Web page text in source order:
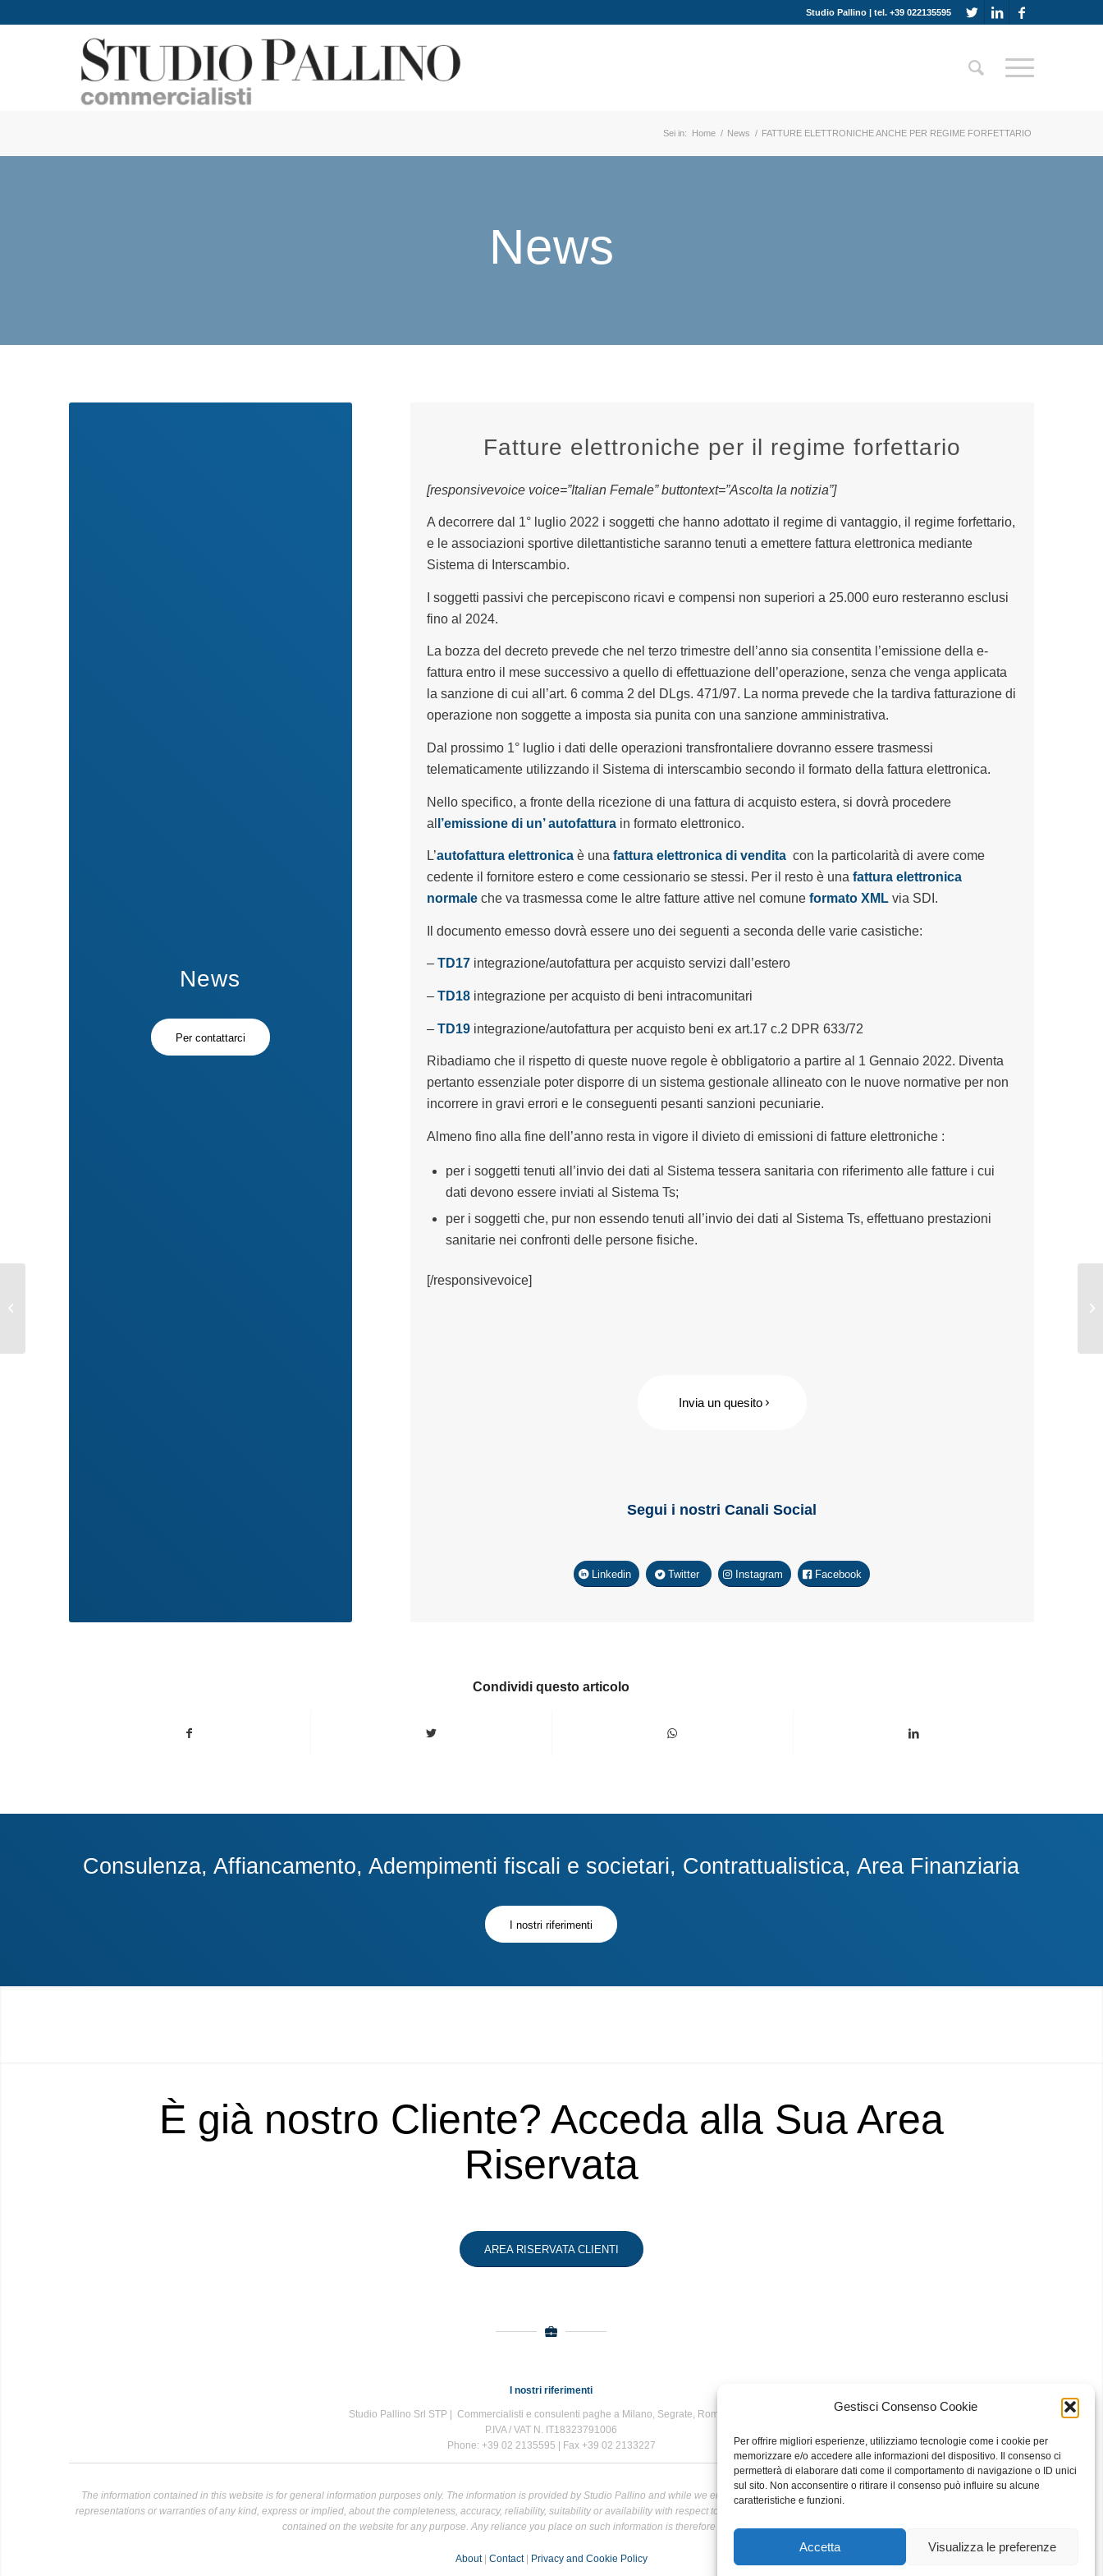
Gestisci Consenso Cookie
Per offrire migliori esperienze, utilizziamo tecnologie come i cookie per
memorizzare e/o accedere alle informazioni del dispositivo. Il consenso ci
permetterà di elaborare dati come il comportamento di navigazione o ID unici
sul sito. Non acconsentire o ritirare il consenso può influire su alcune
caratteristiche e funzioni.
Accetta Visualizza le preferenze
Studio Pallino | tel. +39 022135595
Sei in: Home / News / FATTURE ELETTRONICHE ANCHE PER REGIME FORFETTARIO
News
News
Per contattarci
Fatture elettroniche per il regime forfettario
[responsivevoice voice=”Italian Female” buttontext=”Ascolta la notizia”]
A decorrere dal 1° luglio 2022 i soggetti che hanno adottato il regime di vantaggio, il regime forfettario,
e le associazioni sportive dilettantistiche saranno tenuti a emettere fattura elettronica mediante
Sistema di Interscambio.
I soggetti passivi che percepiscono ricavi e compensi non superiori a 25.000 euro resteranno esclusi
fino al 2024.
La bozza del decreto prevede che nel terzo trimestre dell’anno sia consentita l’emissione della e-
fattura entro il mese successivo a quello di effettuazione dell’operazione, senza che venga applicata
la sanzione di cui all’art. 6 comma 2 del DLgs. 471/97. La norma prevede che la tardiva fatturazione di
operazione non soggette a imposta sia punita con una sanzione amministrativa.
Dal prossimo 1° luglio i dati delle operazioni transfrontaliere dovranno essere trasmessi
telematicamente utilizzando il Sistema di interscambio secondo il formato della fattura elettronica.
Nello specifico, a fronte della ricezione di una fattura di acquisto estera, si dovrà procedere
al l’emissione di un’ autofattura in formato elettronico.
L’autofattura elettronicaè una fattura elettronica di venditacon la particolarità di avere come
cedente il fornitore estero e come cessionario se stessi. Per il resto è una fattura elettronica
normaleche va trasmessa come le altre fatture attive nel comune formato XMLvia SDI.
Il documento emesso dovrà essere uno dei seguenti a seconda delle varie casistiche:
– TD17integrazione/autofattura per acquisto servizi dall’estero
– TD18integrazione per acquisto di beni intracomunitari
– TD19integrazione/autofattura per acquisto beni ex art.17 c.2 DPR 633/72
Ribadiamo che il rispetto di queste nuove regole è obbligatorio a partire al 1 Gennaio 2022. Diventa
pertanto essenziale poter disporre di un sistema gestionale allineato con le nuove normative per non
incorrere in gravi errori e le conseguenti pesanti sanzioni pecuniarie.
Almeno fino alla fine dell’anno resta in vigore il divieto di emissioni di fatture elettroniche :
per i soggetti tenuti all’invio dei dati al Sistema tessera sanitaria con riferimento alle fatture i cui
dati devono essere inviati al Sistema Ts;
per i soggetti che, pur non essendo tenuti all’invio dei dati al Sistema Ts, effettuano prestazioni
sanitarie nei confronti delle persone fisiche.
[/responsivevoice]
Invia un quesito
Segui i nostri Canali Social
Linkedin Twitter Instagram Facebook
Condividi questo articolo
Consulenza, Affiancamento, Adempimenti fiscali e societari, Contrattualistica, Area Finanziaria
I nostri riferimenti
È già nostro Cliente? Acceda alla Sua Area
Riservata
AREA RISERVATA CLIENTI
I nostri riferimenti
Studio Pallino Srl STP | Commercialisti e consulenti paghe a Milano, Segrate, Roma e Bari
P.IVA / VAT N. IT18323791006
Phone: +39 02 2135595 | Fax +39 02 2133227
The information contained in this website is for general information purposes only. The information is provided by Studio Pallino and while we endeavour to keep the information up to date and correct, we make no
representations or warranties of any kind, express or implied, about the completeness, accuracy, reliability, suitability or availability with respect to the website or the information, products, services, or related graphics
contained on the website for any purpose. Any reliance you place on such information is therefore strictly at your own risk.
About| Contact| Privacy and Cookie Policy